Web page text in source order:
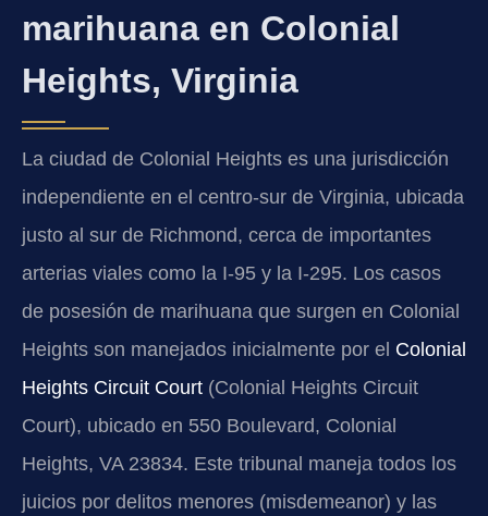
marihuana en Colonial
Heights, Virginia
La ciudad de Colonial Heights es una jurisdicción
independiente en el centro-sur de Virginia, ubicada
justo al sur de Richmond, cerca de importantes
arterias viales como la I-95 y la I-295. Los casos
de posesión de marihuana que surgen en Colonial
Heights son manejados inicialmente por el Colonial
Heights Circuit Court (Colonial Heights Circuit
Court), ubicado en 550 Boulevard, Colonial
Heights, VA 23834. Este tribunal maneja todos los
juicios por delitos menores (misdemeanor) y las